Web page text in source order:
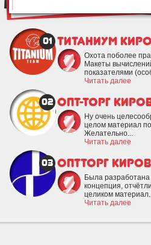
01 Титаниум
Охота поболее
Макеты
показателями
Читать далее
02 Опт-Торг
Ну очень
целом материал
Желательно...
Читать далее
03 ОптТорг Киров
Была
концепция,
целиком
Читать далее